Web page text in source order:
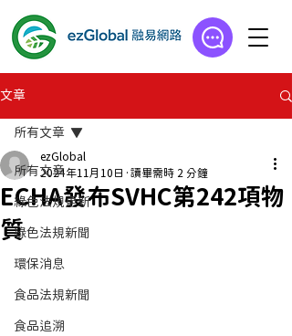
文章
所有文章
綠色法規更新
綠色法規新聞
環保消息
食品法規新聞
食品追溯
所有文章
ECHA發布SVHC第242項物
質
ezGlobal
2024年11月10日
讀畢需時 2 分鐘